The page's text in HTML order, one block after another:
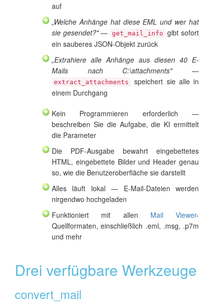
auf
„Welche Anhänge hat diese EML und wer hat
sie gesendet?"— get_mail_info gibt sofort
ein sauberes JSON-Objekt zurück
„Extrahiere alle Anhänge aus diesen 40 E-
Mails nach C:\attachments"—
extract_attachments
speichert sie alle in
einem Durchgang
Kein Programmieren erforderlich —
beschreiben Sie die Aufgabe, die KI ermittelt
die Parameter
Die PDF-Ausgabe bewahrt eingebettetes
HTML, eingebettete Bilder und Header genau
so, wie die Benutzeroberfläche sie darstellt
Alles läuft lokal — E-Mail-Dateien werden
nirgendwo hochgeladen
Funktioniert mit allen Mail Viewer-
Quellformaten, einschließlich .eml, .msg, .p7m
und mehr
Drei verfügbare Werkzeuge
convert_mail